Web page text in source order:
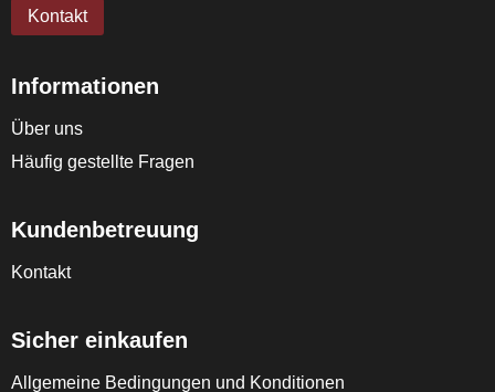
Kontakt
Informationen
Über uns
Häufig gestellte Fragen
Kundenbetreuung
Kontakt
Sicher einkaufen
Allgemeine Bedingungen und Konditionen